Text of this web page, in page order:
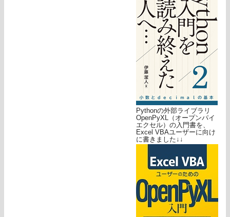
Pythonの外部ライブラリ
OpenPyXL（オープンパイ
エクセル）の入門書を、
Excel VBAユーザーに向け
に書きました↓↓